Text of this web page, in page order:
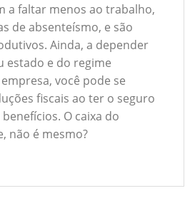
a faltar menos ao trabalho,
de absenteísmo, e são
Ainda, a depender
estado e do regime
você pode se
fiscais ao ter o seguro
O caixa do
não é mesmo?